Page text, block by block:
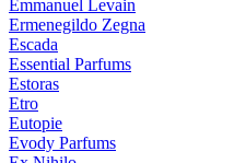
Emmanuel Levain
Ermenegildo Zegna
Escada
Essential Parfums
Estoras
Etro
Eutopie
Evody Parfums